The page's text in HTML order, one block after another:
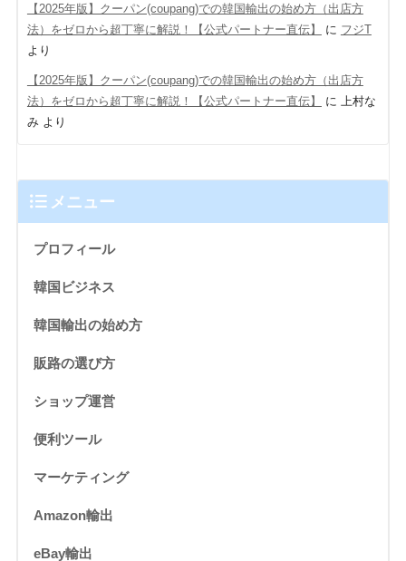
【2025年版】クーパン(coupang)での韓国輸出の始め方（出店方
法）をゼロから超丁寧に解説！【公式パートナー直伝】
に フジT
より
【2025年版】クーパン(coupang)での韓国輸出の始め方（出店方
法）をゼロから超丁寧に解説！【公式パートナー直伝】
に
上村な
みより
メニュー
プロフィール
韓国ビジネス
韓国輸出の始め方
販路の選び方
ショップ運営
便利ツール
マーケティング
Amazon輸出
eBay輸出